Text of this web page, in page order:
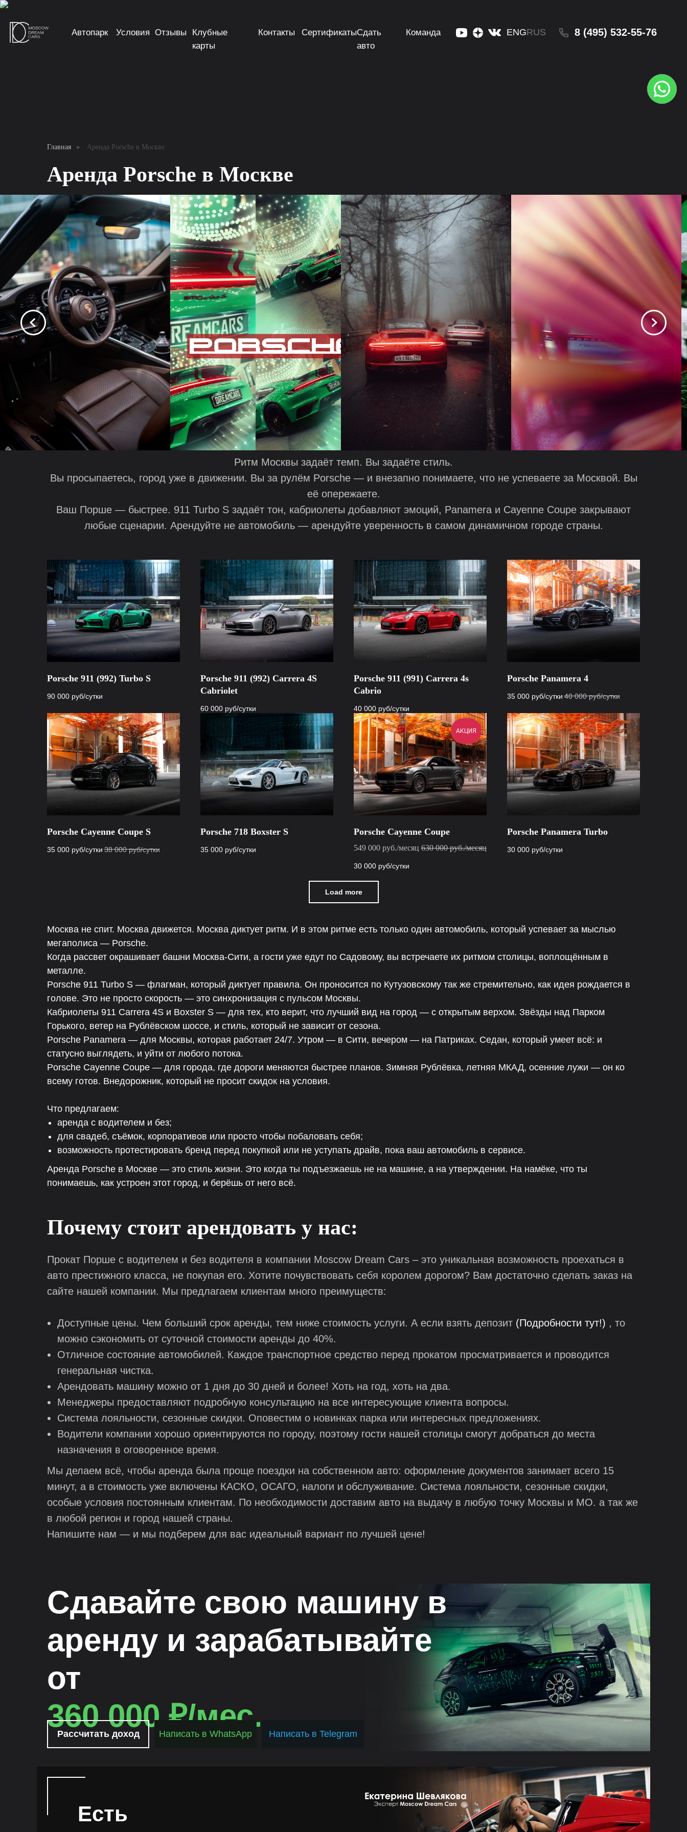
8 (495) 532-55-76
RUS
ENG
Автопарк Условия Отзывы
Клубные
карты
Контакты СертификатыСдать
авто
Команда
Главная » Аренда Porsche в Москве
Аренда Porsche в Москве
Ритм Москвы задаёт темп. Вы задаёте стиль.
Вы просыпаетесь, город уже в движении. Вы за рулём Porsche — и внезапно понимаете, что не успеваете за Москвой. Вы
её опережаете.
Ваш Порше — быстрее. 911 Turbo S задаёт тон, кабриолеты добавляют эмоций, Panamera и Cayenne Coupe закрывают
любые сценарии. Арендуйте не автомобиль — арендуйте уверенность в самом динамичном городе страны.
Porsche 911 (992) Turbo S
90 000 руб/сутки
Porsche 911 (992) Carrera 4S
Cabriolet
60 000 руб/сутки
Porsche 911 (991) Carrera 4s
Cabrio
40 000 руб/сутки
Porsche Panamera 4
35 000 руб/сутки 40 000 руб/сутки
Porsche Cayenne Coupe S
35 000 руб/сутки 38 000 руб/сутки
Porsche 718 Boxster S
35 000 руб/сутки
АКЦИЯ
Porsche Cayenne Coupe
549 000 руб./месяц 630 000 руб./месяц
30 000 руб/сутки
Porsche Panamera Turbo
30 000 руб/сутки
Load more
Москва не спит. Москва движется. Москва диктует ритм. И в этом ритме есть только один автомобиль, который успевает за мыслью
мегаполиса — Porsche.
Когда рассвет окрашивает башни Москва-Сити, а гости уже едут по Садовому, вы встречаете их ритмом столицы, воплощённым в
металле.
Porsche 911 Turbo S — флагман, который диктует правила. Он проносится по Кутузовскому так же стремительно, как идея рождается в
голове. Это не просто скорость — это синхронизация с пульсом Москвы.
Кабриолеты 911 Carrera 4S и Boxster S — для тех, кто верит, что лучший вид на город — с открытым верхом. Звёзды над Парком
Горького, ветер на Рублёвском шоссе, и стиль, который не зависит от сезона.
Porsche Panamera — для Москвы, которая работает 24/7. Утром — в Сити, вечером — на Патриках. Седан, который умеет всё: и
статусно выглядеть, и уйти от любого потока.
Porsche Cayenne Coupe — для города, где дороги меняются быстрее планов. Зимняя Рублёвка, летняя МКАД, осенние лужи — он ко
всему готов. Внедорожник, который не просит скидок на условия.
Что предлагаем:
аренда с водителем и без;
для свадеб, съёмок, корпоративов или просто чтобы побаловать себя;
возможность протестировать бренд перед покупкой или не уступать драйв, пока ваш автомобиль в сервисе.
Аренда Porsche в Москве — это стиль жизни. Это когда ты подъезжаешь не на машине, а на утверждении. На намёке, что ты
понимаешь, как устроен этот город, и берёшь от него всё.
Почему стоит арендовать у нас:
Прокат Порше с водителем и без водителя в компании Moscow Dream Cars – это уникальная возможность проехаться в
авто престижного класса, не покупая его. Хотите почувствовать себя королем дорогом? Вам достаточно сделать заказ на
сайте нашей компании. Мы предлагаем клиентам много преимуществ:
Доступные цены. Чем больший срок аренды, тем ниже стоимость услуги. А если взять депозит (Подробности тут!) , то
можно сэкономить от суточной стоимости аренды до 40%.
Отличное состояние автомобилей. Каждое транспортное средство перед прокатом просматривается и проводится
генеральная чистка.
Арендовать машину можно от 1 дня до 30 дней и более! Хоть на год, хоть на два.
Менеджеры предоставляют подробную консультацию на все интересующие клиента вопросы.
Система лояльности, сезонные скидки. Оповестим о новинках парка или интересных предложениях.
Водители компании хорошо ориентируются по городу, поэтому гости нашей столицы смогут добраться до места
назначения в оговоренное время.
Мы делаем всё, чтобы аренда была проще поездки на собственном авто: оформление документов занимает всего 15
минут, а в стоимость уже включены КАСКО, ОСАГО, налоги и обслуживание. Система лояльности, сезонные скидки,
особые условия постоянным клиентам. По необходимости доставим авто на выдачу в любую точку Москвы и МО. а так же
в любой регион и город нашей страны.
Напишите нам — и мы подберем для вас идеальный вариант по лучшей цене!
Сдавайте свою машину в
аренду и зарабатывайте
от
360 000 ₽/мес.
Рассчитать доход Написать в WhatsApp Написать в Telegram
Есть